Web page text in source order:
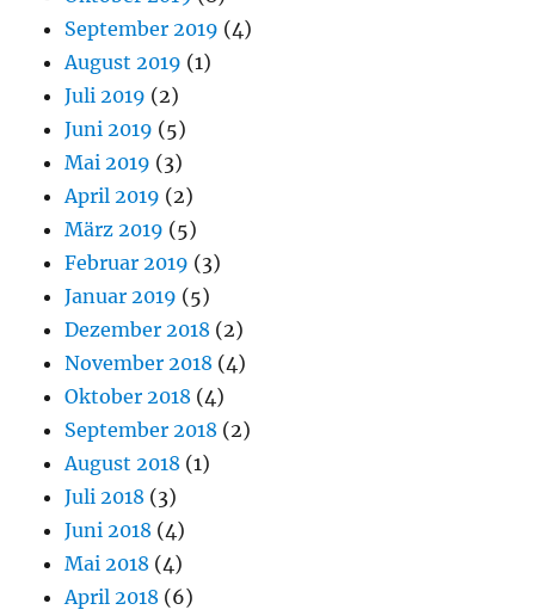
September 2019 (4)
August 2019 (1)
Juli 2019 (2)
Juni 2019 (5)
Mai 2019 (3)
April 2019 (2)
März 2019 (5)
Februar 2019 (3)
Januar 2019 (5)
Dezember 2018 (2)
November 2018 (4)
Oktober 2018 (4)
September 2018 (2)
August 2018 (1)
Juli 2018 (3)
Juni 2018 (4)
Mai 2018 (4)
April 2018 (6)